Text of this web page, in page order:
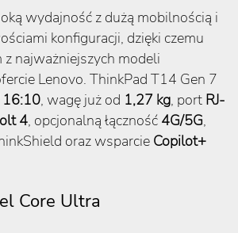
wydajność z dużą mobilnością i
konfiguracji, dzięki czemu
najważniejszych modeli
Lenovo. ThinkPad T14 Gen 7
16:10, wagę już od 1,27 kg, port RJ-
4, opcjonalną łączność 4G/5G,
oraz wsparcie Copilot+
Core Ultra